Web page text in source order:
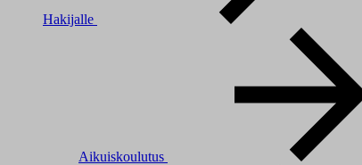
Hakijalle
Aikuiskoulutus